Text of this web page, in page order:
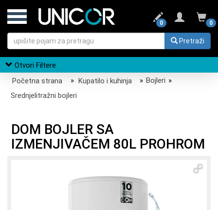
0
0
Pretraži
Otvori Filtere
Početna strana
» Kupatilo i kuhinja » Bojleri »
Srednjelitražni bojleri
DOM BOJLER SA
IZMENJIVAČEM 80L PROHROM